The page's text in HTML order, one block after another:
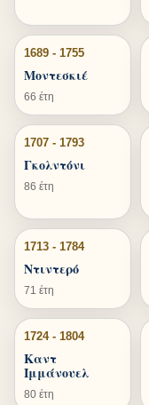
1689 - 1755
Μοντεσκιέ
66 έτη
1707 - 1793
Γκολντόνι
86 έτη
1713 - 1784
Ντιντερό
71 έτη
1724 - 1804
Καντ
Ιμμάνουελ
80 έτη